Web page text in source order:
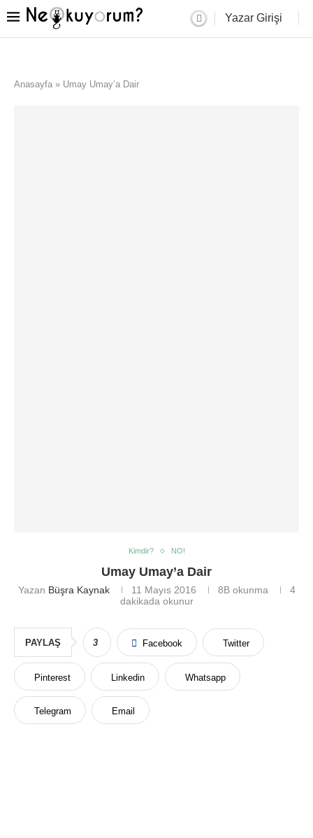
Yazar Girişi
Anasayfa » Umay Umay’a Dair
Kimdir? NO!
Umay Umay’a Dair
Yazan Büşra Kaynak 11 Mayıs 2016 8Bokunma
4
dakikada okunur
PAYLAŞ 3 Facebook Twitter
Pinterest Linkedin Whatsapp
Telegram Email